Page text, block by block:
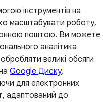
інструментів на
масштабувати роботу,
поштою. Ви можете
аналітика
великі обсяги
Google Диску.
для електронних
адаптований до